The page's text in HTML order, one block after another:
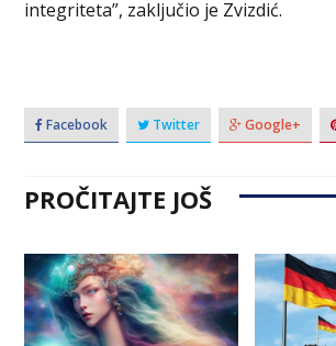
integriteta”, zaključio je Zvizdić.
Facebook Twitter Google+
PROČITAJTE JOŠ